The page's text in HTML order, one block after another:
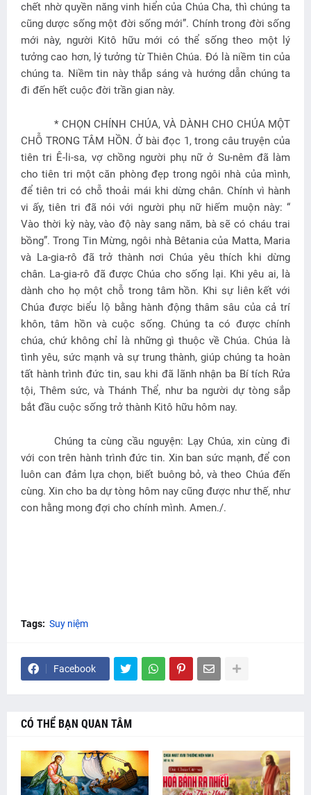
chết nhờ quyền năng vinh hiển của Chúa Cha, thì chúng ta
cũng dược sống một đời sống mới”. Chính trong đời sống
mới này, người Kitô hữu mới có thể sống theo một lý
tưởng cao hơn, lý tưởng từ Thiên Chúa. Đó là niềm tin của
chúng ta. Niềm tin này thắp sáng và hướng dẫn chúng ta
đi đến hết cuộc đời trần gian này.
* CHỌN CHÍNH CHÚA, VÀ DÀNH CHO CHÚA MỘT
CHỖ TRONG TÂM HỒN. Ở bài đọc 1, trong câu truyện của
tiên tri Ê-li-sa, vợ chồng người phụ nữ ở Su-nêm đã làm
cho tiên tri một căn phòng đẹp trong ngôi nhà của mình,
để tiên tri có chỗ thoải mái khi dừng chân. Chính vì hành
vi ấy, tiên tri đã nói với người phụ nữ hiếm muộn này: “
Vào thời kỳ này, vào độ này sang năm, bà sẽ có cháu trai
bồng”. Trong Tin Mừng, ngôi nhà Bêtania của Matta, Maria
và La-gia-rô đã trở thành nơi Chúa yêu thích khi dừng
chân. La-gia-rô đã được Chúa cho sống lại. Khi yêu ai, là
dành cho họ một chỗ trong tâm hồn. Khi sự liên kết với
Chúa được biểu lộ bằng hành động thâm sâu của cả trí
khôn, tâm hồn và cuộc sống. Chúng ta có được chính
chúa, chứ không chỉ là những gì thuộc về Chúa. Chúa là
tình yêu, sức mạnh và sự trung thành, giúp chúng ta hoàn
tất hành trình đức tin, sau khi đã lãnh nhận ba Bí tích Rửa
tội, Thêm sức, và Thánh Thể, như ba người dự tòng sắp
bắt đầu cuộc sống trở thành Kitô hữu hôm nay.
Chúng ta cùng cầu nguyện: Lạy Chúa, xin cùng đi
với con trên hành trình đức tin. Xin ban sức mạnh, để con
luôn can đảm lựa chọn, biết buông bỏ, và theo Chúa đến
cùng. Xin cho ba dự tòng hôm nay cũng được như thế, như
con hằng mong đợi cho chính mình. Amen./.
Tags: Suy niệm
Facebook
CÓ THỂ BẠN QUAN TÂM